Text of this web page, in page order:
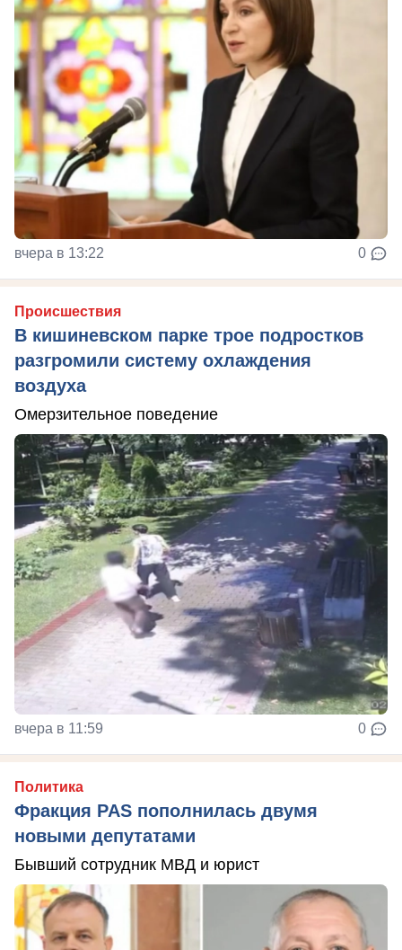
вчера в 13:22 0
Происшествия
В кишиневском парке трое подростков
разгромили систему охлаждения
воздуха
Омерзительное поведение
вчера в 11:59 0
Политика
Фракция PAS пополнилась двумя
новыми депутатами
Бывший сотрудник МВД и юрист